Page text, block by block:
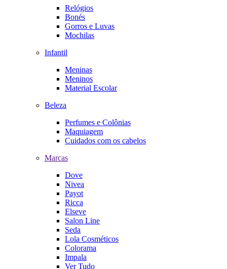
Relógios
Bonés
Gorros e Luvas
Mochilas
Infantil
Meninas
Meninos
Material Escolar
Beleza
Perfumes e Colônias
Maquiagem
Cuidados com os cabelos
Marcas
Dove
Nivea
Payot
Ricca
Elseve
Salon Line
Seda
Lola Cosméticos
Colorama
Impala
Ver Tudo